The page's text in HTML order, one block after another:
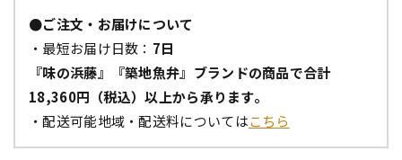
●ご注文・お届けについて
・最短お届け日数： 7日
『味の浜藤』『築地魚弁』ブランドの商品で合計
18,360円（税込）以上から承ります。
・配送可能地域・配送料についてはこちら